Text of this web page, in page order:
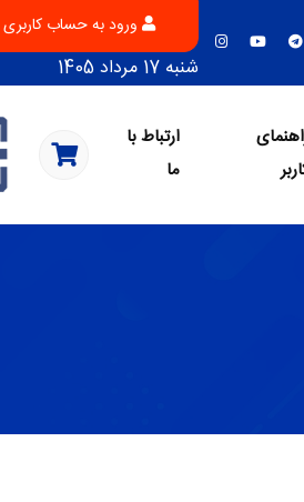
ورود به حساب
شنبه 17 مرداد 1405
ارتباط با
ما